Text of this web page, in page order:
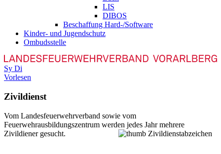
LIS
DIBOS
Beschaffung Hard-/Software
Kinder- und Jugendschutz
Ombudsstelle
Sy Di
Vorlesen
Zivildienst
Vom Landesfeuerwehrverband sowie vom
Feuerwehrausbildungszentrum werden jedes Jahr mehrere
Zivildiener gesucht.